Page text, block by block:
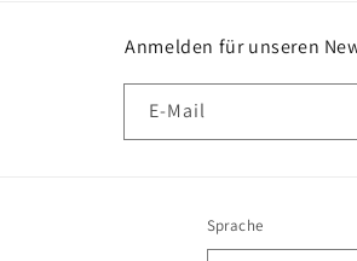
Anmelden für unseren
E-Mail
Sprache